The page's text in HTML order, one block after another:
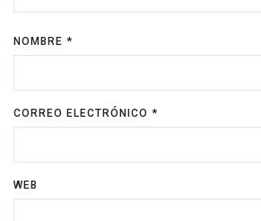
NOMBRE *
CORREO ELECTRÓNICO *
WEB